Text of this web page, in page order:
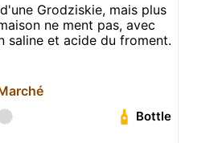
Grodziskie, mais plus
ne ment pas, avec
saline et acide du froment.
Bottle